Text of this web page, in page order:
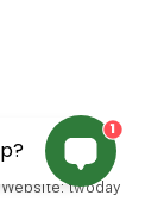
Website: twoday
1